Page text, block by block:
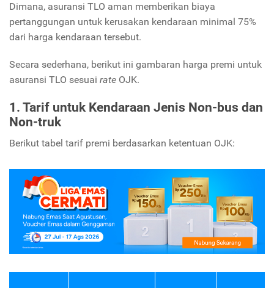
Dimana, asuransi TLO aman memberikan biaya
pertanggungan untuk kerusakan kendaraan minimal 75%
dari harga kendaraan tersebut.
Secara sederhana, berikut ini gambaran harga premi untuk
asuransi TLO sesuai rate OJK.
1. Tarif untuk Kendaraan Jenis Non-bus dan
Non-truk
Berikut tabel tarif premi berdasarkan ketentuan OJK: